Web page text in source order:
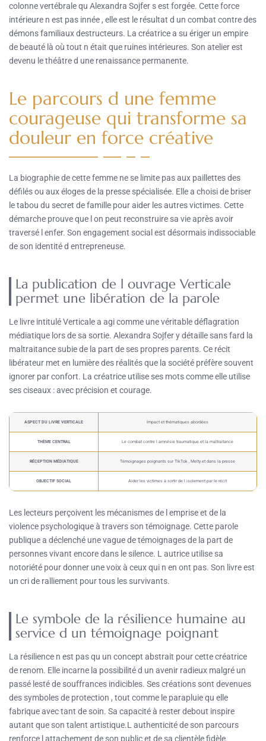
colonne vertébrale qu Alexandra Sojfer s est forgée. Cette force
intérieure n est pas innée , elle est le résultat d un combat contre des
démons familiaux destructeurs. La créatrice a su ériger un empire
de beauté là où tout n était que ruines intérieures. Son atelier est
devenu le théâtre d une renaissance permanente.
Le parcours d une femme
courageuse qui transforme sa
douleur en force créative
La biographie de cette femme ne se limite pas aux paillettes des
défilés ou aux éloges de la presse spécialisée. Elle a choisi de briser
le tabou du secret de famille pour aider les autres victimes. Cette
démarche prouve que l on peut reconstruire sa vie après avoir
traversé l enfer. Son engagement social est désormais indissociable
de son identité d entrepreneuse.
La publication de l ouvrage Verticale
permet une libération de la parole
Le livre intitulé Verticale a agi comme une véritable déflagration
médiatique lors de sa sortie. Alexandra Sojfer y détaille sans fard la
maltraitance subie de la part de ses propres parents. Ce récit
libérateur met en lumière des réalités que la société préfère souvent
ignorer par confort. La créatrice utilise ses mots comme elle utilise
ses ciseaux : avec précision et courage.
ASPECT DU LIVRE VERTICALE Impact et thématiques abordées
THÈME CENTRAL Le combat contre l amnésie traumatique et la maltraitance
RÉCEPTION MÉDIATIQUE Témoignages poignants sur TikTok , Melty et dans la presse
OBJECTIF SOCIAL Aider les victimes à sortir de l isolement par le récit
Les lecteurs perçoivent les mécanismes de l emprise et de la
violence psychologique à travers son témoignage. Cette parole
publique a déclenché une vague de témoignages de la part de
personnes vivant encore dans le silence. L autrice utilise sa
notoriété pour donner une voix à ceux qui n en ont pas. Son livre est
un cri de ralliement pour tous les survivants.
Le symbole de la résilience humaine au
service d un témoignage poignant
La résilience n est pas qu un concept abstrait pour cette créatrice
de renom. Elle incarne la possibilité d un avenir radieux malgré un
passé lesté de souffrances indicibles. Ses créations sont devenues
des symboles de protection , tout comme le parapluie qu elle
fabrique avec tant de soin. Sa capacité à rester debout inspire
autant que son talent artistique.L authenticité de son parcours
renforce l attachement de son public et de sa clientèle fidèle.